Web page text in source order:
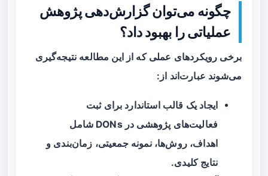
چگونه می‌توان گزارش‌دهی پژوهش
عملیاتی را بهبود داد؟
برخی رویکردهای عملی که از این مطالعه نتیجه‌گیری
می‌شوند عبارت‌اند از:
ایجاد یک قالب استاندارد برای ثبت
فعالیت‌های پژوهشی در DONs شامل
اهداف، روش‌ها، نمونه جمعیتی، زمان‌بندی و
نتایج کلیدی.